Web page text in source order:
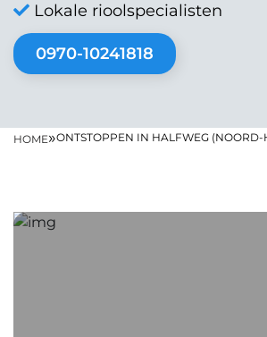
Lokale rioolspecialisten
0970-10241818
HOME»ONTSTOPPEN IN HALFWEG